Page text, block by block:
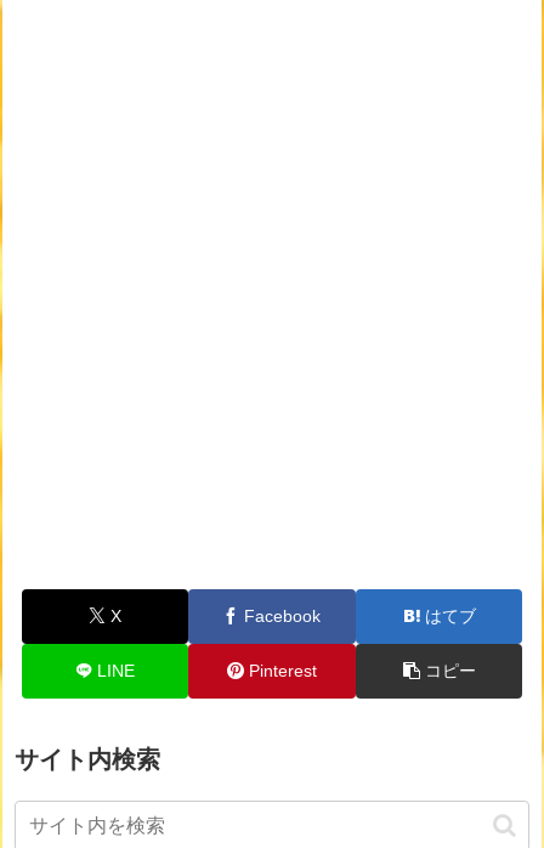
X Facebook はてブ
LINE Pinterest コピー
サイト内検索